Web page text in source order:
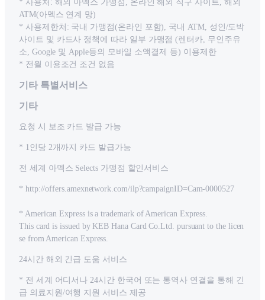
* 사용처: 해외 아멕스 가맹점, 온라인 해외 직구 사이트, 해외
ATM(아멕스 연계 망)
* 사용제한처: 국내 가맹점(온라인 포함), 국내 ATM, 성인/도박
사이트 및 카드사 정책에 따라 일부 가맹점 (렌터카, 무인주유
소, Google 및 Apple등의 모바일 소액결제 등) 이용제한
* 전월 이용조건 조건 없음
기타 특별서비스
기타
요청 시 보조 카드 발급 가능
* 1인당 2개까지 카드 발급가능
전 세계 아멕스 Selects 가맹점 할인서비스
* http://offers.amexnetwork.com/ilp?campaignID=Cam-0000527
* American Express is a trademark of American Express.
This card is issued by KEB Hana Card Co.Ltd. pursuant to the licen
se from American Express.
24시간 해외 긴급 도움 서비스
* 전 세계 어디서나 24시간 한국어 또는 통역사 연결을 통해 긴
급 의료지원/여행 지원 서비스 제공